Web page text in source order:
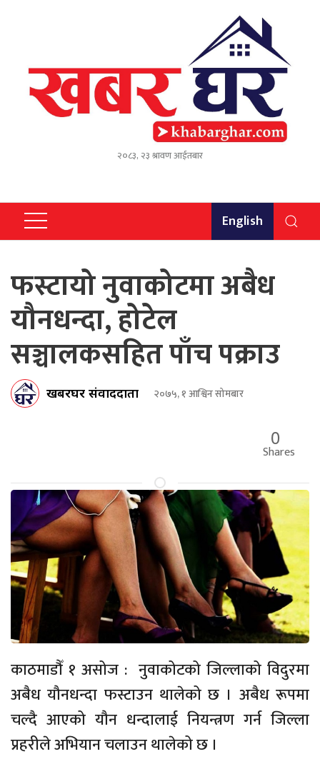
२०८३, २३ श्रावण आईतबार
English
फस्टायो नुवाकोटमा अबैध
यौनधन्दा, होटेल
सञ्चालकसहित पाँच पक्राउ
खबरघर संवाददाता २०७५, १ आश्विन सोमबार
0
Shares
काठमाडौँ १ असोज : नुवाकोटको जिल्लाको विदुरमा
अबैध यौनधन्दा फस्टाउन थालेको छ । अबैध रूपमा
चल्दै आएको यौन धन्दालाई नियन्त्रण गर्न जिल्ला
प्रहरीले अभियान चलाउन थालेको छ ।